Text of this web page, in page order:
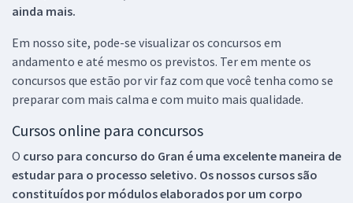
ainda mais.
Em nosso site, pode-se visualizar os concursos em
andamento e até mesmo os previstos. Ter em mente os
concursos que estão por vir faz com que você tenha como se
preparar com mais calma e com muito mais qualidade.
Cursos online para concursos
O curso para concurso do Gran é uma excelente maneira de
estudar para o processo seletivo. Os nossos cursos são
constituídos por módulos elaborados por um corpo